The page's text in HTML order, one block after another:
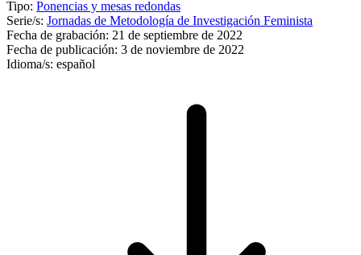
Tipo: Ponencias y mesas redondas
Serie/s: Jornadas de Metodología de Investigación Feminista
Fecha de grabación: 21 de septiembre de 2022
Fecha de publicación: 3 de noviembre de 2022
Idioma/s: español